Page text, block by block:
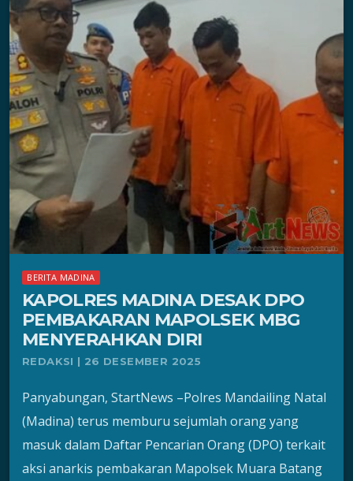
BERITA MADINA
KAPOLRES MADINA DESAK DPO
PEMBAKARAN MAPOLSEK MBG
MENYERAHKAN DIRI
REDAKSI | 26 DESEMBER 2025
Panyabungan, StartNews –Polres Mandailing Natal
(Madina) terus memburu sejumlah orang yang
masuk dalam Daftar Pencarian Orang (DPO) terkait
aksi anarkis pembakaran Mapolsek Muara Batang